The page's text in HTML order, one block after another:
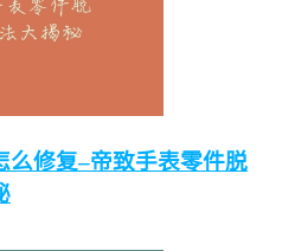
么修复–帝致手表零件脱